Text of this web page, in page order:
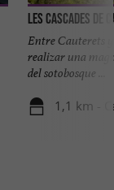
Les Cascades de
Entre Cauterets y
realizar una
del sotobosque ...
1,1 km -